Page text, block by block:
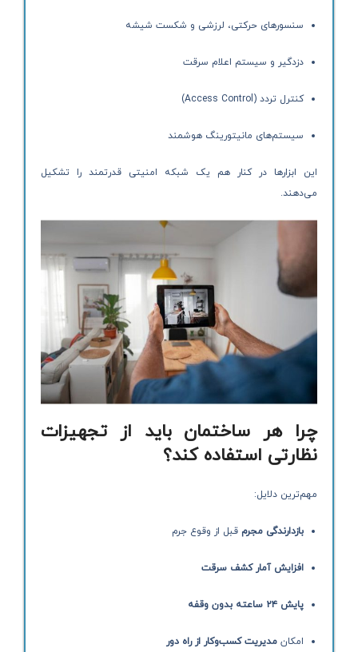
سنسورهای حرکتی، لرزشی و شکست شیشه
دزدگیر و سیستم اعلام سرقت
کنترل تردد (Access Control)
سیستم‌های مانیتورینگ هوشمند
این ابزارها در کنار هم یک شبکه امنیتی قدرتمند را تشکیل
می‌دهند.
چرا هر ساختمان باید از تجهیزات
نظارتی استفاده کند؟
مهم‌ترین دلایل:
بازدارندگی مجرم قبل از وقوع جرم
افزایش آمار کشف سرقت
پایش ۲۴ ساعته بدون وقفه
امکانمدیریت کسب‌وکار از راه دور